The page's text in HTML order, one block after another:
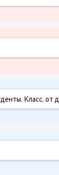
Класс. от